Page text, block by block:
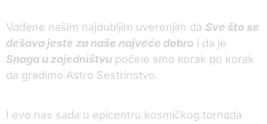
Vođene našim najdubljim uverenjim da Sve što se
dešava jeste za naše najveće dobro i da je
Snaga u zajedništvu počele smo korak po korak
da gradimo Astro Sestrinstvo.
I evo nas sada u epicentru kosmičkog tornada